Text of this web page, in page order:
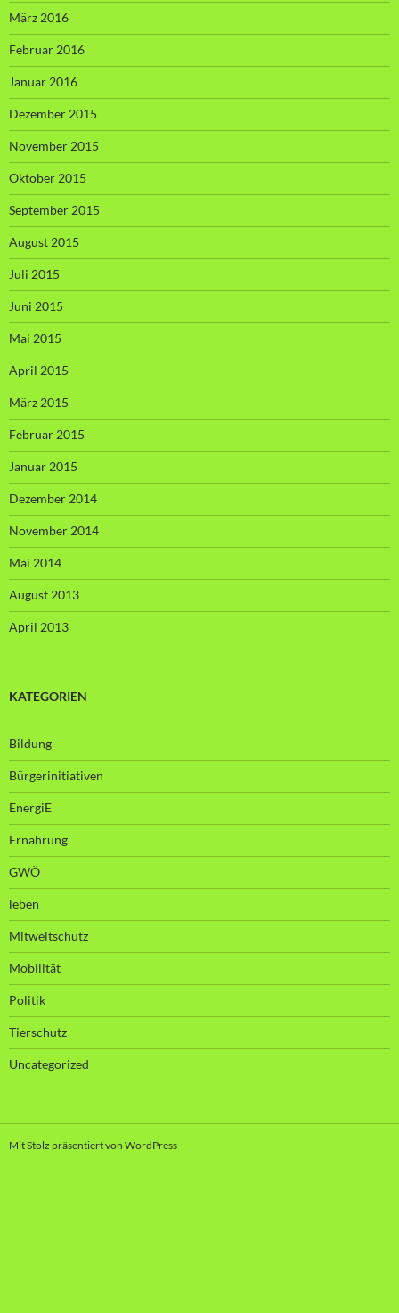
März 2016
Februar 2016
Januar 2016
Dezember 2015
November 2015
Oktober 2015
September 2015
August 2015
Juli 2015
Juni 2015
Mai 2015
April 2015
März 2015
Februar 2015
Januar 2015
Dezember 2014
November 2014
Mai 2014
August 2013
April 2013
KATEGORIEN
Bildung
Bürgerinitiativen
EnergiE
Ernährung
GWÖ
leben
Mitweltschutz
Mobilität
Politik
Tierschutz
Uncategorized
Mit Stolz präsentiert von WordPress